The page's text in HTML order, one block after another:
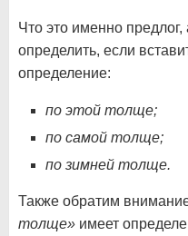
Что это именно
определить, если
определение:
по этой толще;
по самой толще;
по зимней толще.
Также обратим
толще» имеет